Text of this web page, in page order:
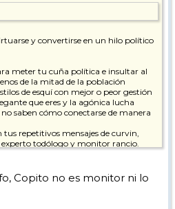
y convertirse en un hilo político
meter tu cuña política e insultar al
de la mitad de la población
de esquí con mejor o peor gestión
que eres y la agónica lucha
saben cómo conectarse de manera
repetitivos mensajes de curvin,
experto todólogo y monitor rancio.
Copito no es monitor ni lo